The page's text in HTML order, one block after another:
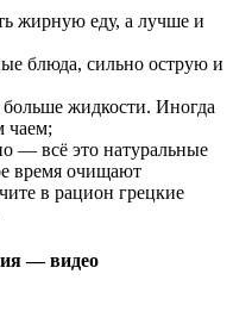
жирную еду, а лучше и
блюда, сильно острую и
жидкости. Иногда
чаем;
— всё это натуральные
время очищают
в рацион грецкие
— видео